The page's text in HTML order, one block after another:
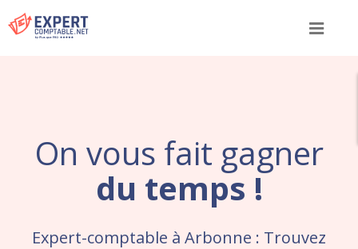
Menu
On vous fait gagner
du temps !
Expert-comptable à Arbonne : Trouvez